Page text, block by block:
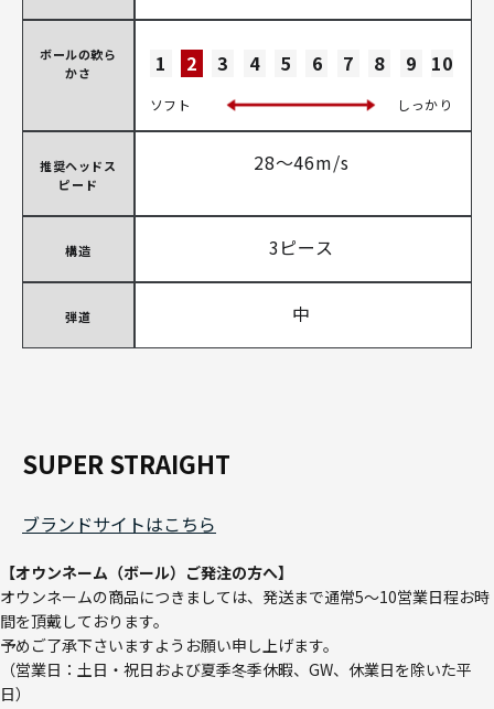
ボールの軟ら
かさ
1 2 3 4 5 6 7 8 9 10
ソフト しっかり
推奨ヘッドス
ピード
28～46m/s
構造 3ピース
弾道 中
SUPER STRAIGHT
ブランドサイトはこちら
【オウンネーム（ボール）ご発注の方へ】
オウンネームの商品につきましては、発送まで通常5～10営業日程お時
間を頂戴しております。
予めご了承下さいますようお願い申し上げます。
（営業日：土日・祝日および夏季冬季休暇、GW、休業日を除いた平
日）